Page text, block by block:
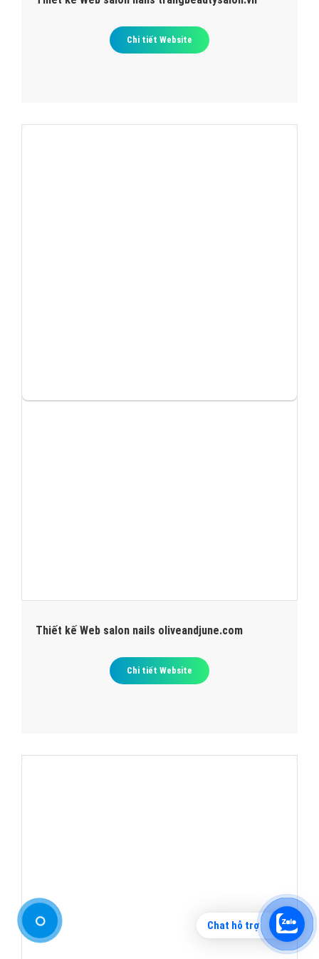
Chi tiết Website
Thiết kế Web salon nails oliveandjune.com
Chi tiết Website
Chat hỗ trợ